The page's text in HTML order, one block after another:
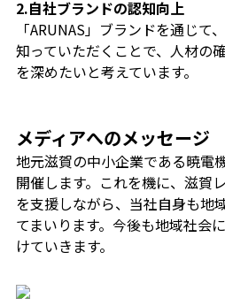
2.自社ブランドの認知向上
「ARUNAS」ブランドを通じて
知っていただくことで、人材の
を深めたいと考えています。
メディアへのメッセージ
地元滋賀の中小企業である暁電
開催します。これを機に、滋賀
を支援しながら、当社自身も地
てまいります。今後も地域社会
けていきます。